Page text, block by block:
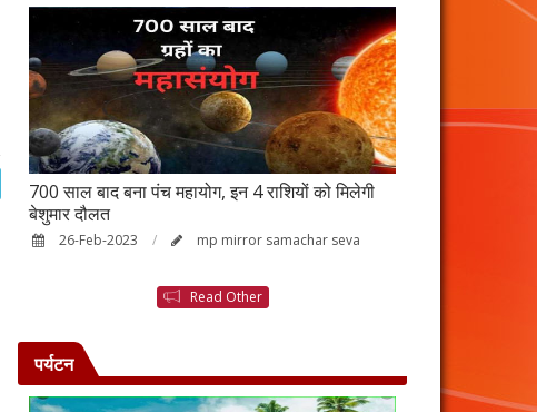
700 साल बाद बना पंच महायोग, इन 4 राशियों को मिलेगी
बेशुमार दौलत
26-Feb-2023 mp mirror samachar seva
Read Other
पर्यटन